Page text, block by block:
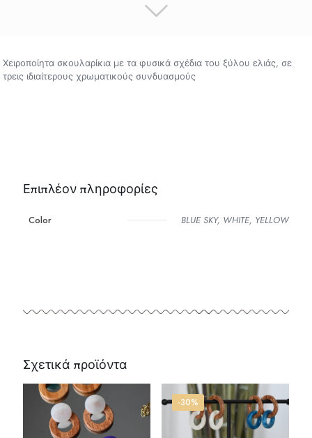
Χειροποίητα σκουλαρίκια με τα φυσικά σχέδια του ξύλου ελιάς, σε
τρεις ιδιαίτερους χρωματικούς συνδυασμούς
Επιπλέον πληροφορίες
Color BLUE SKY, WHITE, YELLOW
Σχετικά προϊόντα
-30%